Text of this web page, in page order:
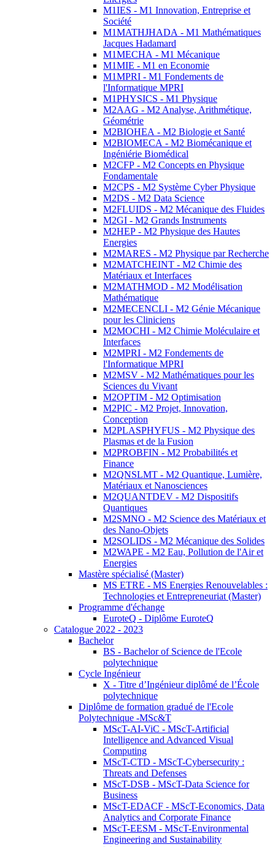
M1IES - M1 Innovation, Entreprise et
Société
M1MATHJHADA - M1 Mathématiques
Jacques Hadamard
M1MECHA - M1 Mécanique
M1MIE - M1 en Economie
M1MPRI - M1 Fondements de
l'Informatique MPRI
M1PHYSICS - M1 Physique
M2AAG - M2 Analyse, Arithmétique,
Géométrie
M2BIOHEA - M2 Biologie et Santé
M2BIOMECA - M2 Biomécanique et
Ingéniérie Biomédical
M2CFP - M2 Concepts en Physique
Fondamentale
M2CPS - M2 Système Cyber Physique
M2DS - M2 Data Science
M2FLUIDS - M2 Mécanique des Fluides
M2GI - M2 Grands Instruments
M2HEP - M2 Physique des Hautes
Energies
M2MARES - M2 Physique par Recherche
M2MATCHEINT - M2 Chimie des
Matériaux et Interfaces
M2MATHMOD - M2 Modélisation
Mathématique
M2MECENCLI - M2 Génie Mécanique
pour les Cliniciens
M2MOCHI - M2 Chimie Moléculaire et
Interfaces
M2MPRI - M2 Fondements de
l'Informatique MPRI
M2MSV - M2 Mathématiques pour les
Sciences du Vivant
M2OPTIM - M2 Optimisation
M2PIC - M2 Projet, Innovation,
Conception
M2PLASPHYFUS - M2 Physique des
Plasmas et de la Fusion
M2PROBFIN - M2 Probabilités et
Finance
M2QNSLMT - M2 Quantique, Lumière,
Matériaux et Nanosciences
M2QUANTDEV - M2 Dispositifs
Quantiques
M2SMNO - M2 Science des Matériaux et
des Nano-Objets
M2SOLIDS - M2 Mécanique des Solides
M2WAPE - M2 Eau, Pollution de l'Air et
Energies
Mastère spécialisé (Master)
MS ETRE - MS Energies Renouvelables :
Technologies et Entrepreneuriat (Master)
Programme d'échange
EuroteQ - Diplôme EuroteQ
Catalogue 2022 - 2023
Bachelor
BS - Bachelor of Science de l'Ecole
polytechnique
Cycle Ingénieur
X - Titre d’Ingénieur diplômé de l’École
polytechnique
Diplôme de formation gradué de l'Ecole
Polytechnique -MSc&T
MScT-AI-ViC - MScT-Artificial
Intelligence and Advanced Visual
Computing
MScT-CTD - MScT-Cybersecurity :
Threats and Defenses
MScT-DSB - MScT-Data Science for
Business
MScT-EDACF - MScT-Economics, Data
Analytics and Corporate Finance
MScT-EESM - MScT-Environmental
Engineering and Sustainability